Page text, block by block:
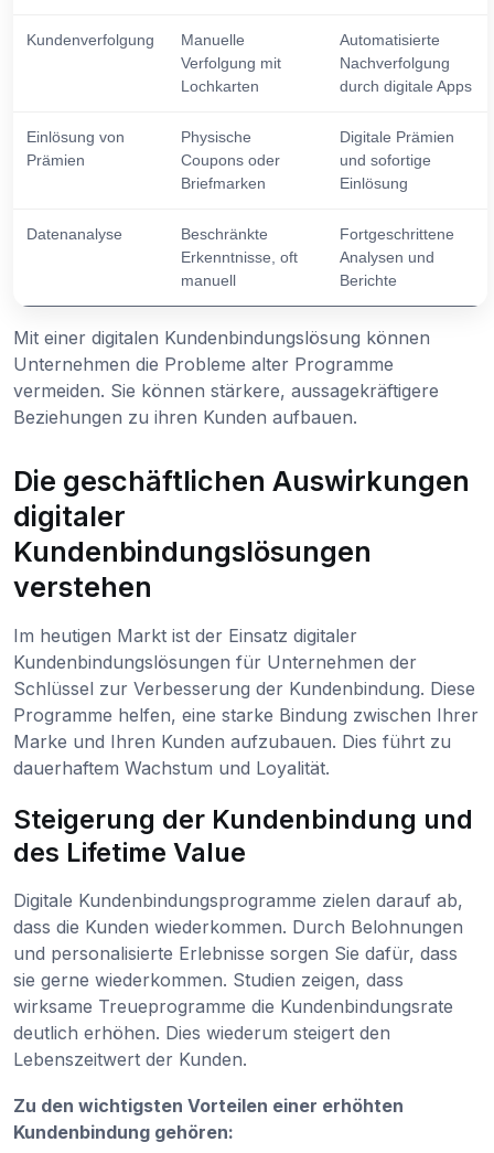
Kundenverfolgung
Manuelle
Verfolgung mit
Lochkarten
Automatisierte
Nachverfolgung
durch digitale Apps
Einlösung von
Prämien
Physische
Coupons oder
Briefmarken
Digitale Prämien
und sofortige
Einlösung
Datenanalyse
Beschränkte
Erkenntnisse, oft
manuell
Fortgeschrittene
Analysen und
Berichte
Mit einer digitalen Kundenbindungslösung können
Unternehmen die Probleme alter Programme
vermeiden. Sie können stärkere, aussagekräftigere
Beziehungen zu ihren Kunden aufbauen.
Die geschäftlichen Auswirkungen
digitaler
Kundenbindungslösungen
verstehen
Im heutigen Markt ist der Einsatz digitaler
Kundenbindungslösungen für Unternehmen der
Schlüssel zur Verbesserung der Kundenbindung. Diese
Programme helfen, eine starke Bindung zwischen Ihrer
Marke und Ihren Kunden aufzubauen. Dies führt zu
dauerhaftem Wachstum und Loyalität.
Steigerung der Kundenbindung und
des Lifetime Value
Digitale Kundenbindungsprogramme zielen darauf ab,
dass die Kunden wiederkommen. Durch Belohnungen
und personalisierte Erlebnisse sorgen Sie dafür, dass
sie gerne wiederkommen. Studien zeigen, dass
wirksame Treueprogramme die Kundenbindungsrate
deutlich erhöhen. Dies wiederum steigert den
Lebenszeitwert der Kunden.
Zu den wichtigsten Vorteilen einer erhöhten
Kundenbindung gehören: